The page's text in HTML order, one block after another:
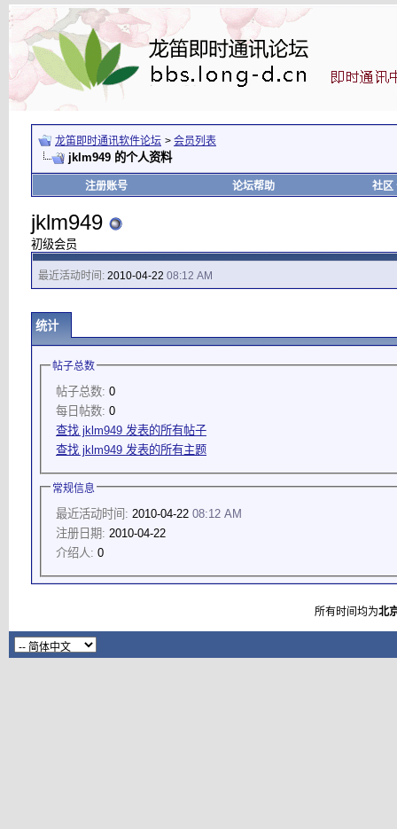
龙笛即时通讯软件论坛 > 会员列表
jklm949 的个人资料
注册账号 论坛帮助 社区
jklm949
初级会员
最近活动时间: 2010-04-22 08:12 AM
统计
帖子总数
帖子总数: 0
每日帖数: 0
查找 jklm949 发表的所有帖子
查找 jklm949 发表的所有主题
常规信息
最近活动时间: 2010-04-22 08:12 AM
注册日期: 2010-04-22
介绍人: 0
所有时间均为北